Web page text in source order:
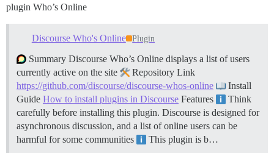
plugin Who’s Online
Discourse Who's Online Plugin
Summary Discourse Who’s Online displays a list of users
currently active on the site
Repository Link
https://github.com/discourse/discourse-whos-online
Install
Guide How to install plugins in Discourse Features
Think
carefully before installing this plugin. Discourse is designed for
asynchronous discussion, and a list of online users can be
harmful for some communities
This plugin is b…